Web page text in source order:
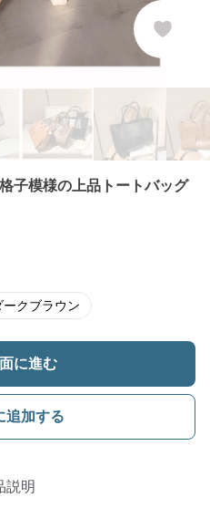
子模様の上品トートバッグ
ークブラウン
に進む
追加する
説明